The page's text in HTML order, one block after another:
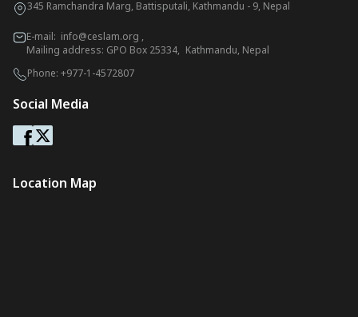
345 Ramchandra Marg, Battisputali, Kathmandu - 9, Nepal
E-mail: info@ceslam.org ,
Mailing address: GPO Box 25334, Kathmandu, Nepal
Phone: +977-1-4572807
Social Media
Location Map